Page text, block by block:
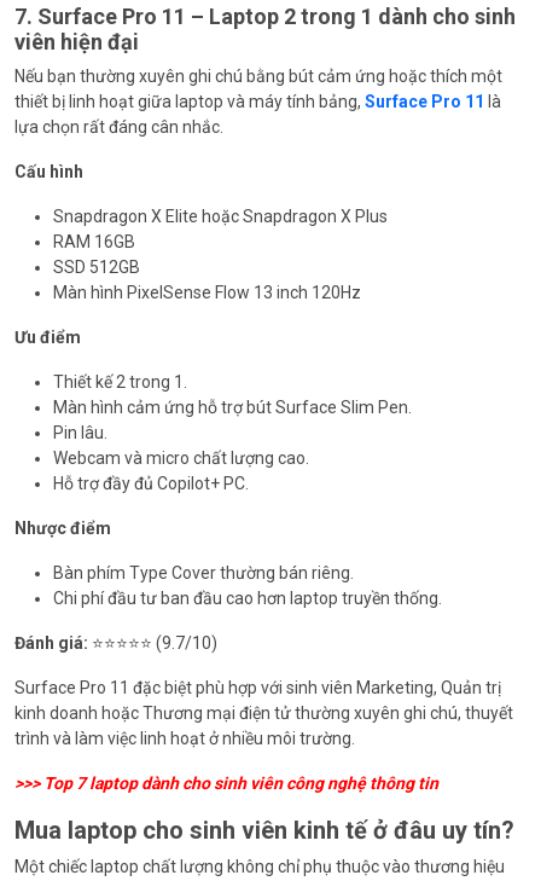
7. Surface Pro 11 – Laptop 2 trong 1 dành cho sinh
viên hiện đại
Nếu bạn thường xuyên ghi chú bằng bút cảm ứng hoặc thích một
thiết bị linh hoạt giữa laptop và máy tính bảng, Surface Pro 11 là
lựa chọn rất đáng cân nhắc.
Cấu hình
Snapdragon X Elite hoặc Snapdragon X Plus
RAM 16GB
SSD 512GB
Màn hình PixelSense Flow 13 inch 120Hz
Ưu điểm
Thiết kế 2 trong 1.
Màn hình cảm ứng hỗ trợ bút Surface Slim Pen.
Pin lâu.
Webcam và micro chất lượng cao.
Hỗ trợ đầy đủ Copilot+ PC.
Nhược điểm
Bàn phím Type Cover thường bán riêng.
Chi phí đầu tư ban đầu cao hơn laptop truyền thống.
Đánh giá: ⭐⭐⭐⭐⭐ (9.7/10)
Surface Pro 11 đặc biệt phù hợp với sinh viên Marketing, Quản trị
kinh doanh hoặc Thương mại điện tử thường xuyên ghi chú, thuyết
trình và làm việc linh hoạt ở nhiều môi trường.
>>> Top 7 laptop dành cho sinh viên công nghệ thông tin
Mua laptop cho sinh viên kinh tế ở đâu uy tín?
Một chiếc laptop chất lượng không chỉ phụ thuộc vào thương hiệu